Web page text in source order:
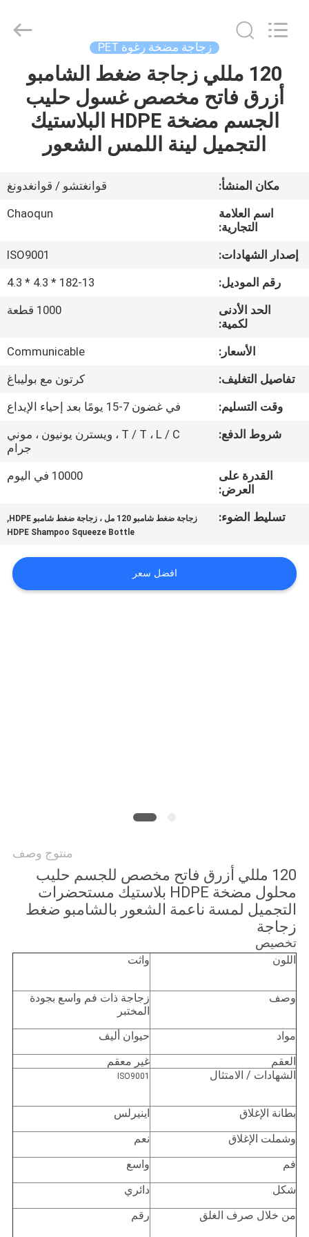
منزل،
بيت
منتجات
معلومات
جولة
المعمل
مراقبة
الجودة
اتصل
أخبار
حالات
خريطة
الموقع
Industry
Reserved.
زجاجة مضخة رغوة PET
120 مللي زجاجة ضغط الشامبو
أزرق فاتح مخصص غسول حليب
الجسم مضخة HDPE البلاستيك
التجميل لينة اللمس الشعور
مكان المنشأ:
قوانغتشو / قوانغدونغ
اسم العلامة
التجارية:
Chaoqun
إصدار الشهادات:
ISO9001
رقم الموديل:
182-13 * 4.3 * 4.3
الحد الأدنى
لكمية:
1000 قطعة
الأسعار:
Communicable
تفاصيل التغليف:
كرتون مع بوليباغ
وقت التسليم:
في غضون 7-15 يومًا بعد إحياء الإيداع
شروط الدفع:
T / T ، L / C ، ويسترن يونيون ، موني
جرام
القدرة على
العرض:
10000 في اليوم
تسليط الضوء: زجاجة ضغط شامبو 120 مل ، زجاجة ضغط شامبو HDPE ,
HDPE Shampoo Squeeze Bottle
افضل سعر
منتوج وصف
120 مللي أزرق فاتح مخصص للجسم حليب
محلول مضخة HDPE بلاستيك مستحضرات
التجميل لمسة ناعمة الشعور بالشامبو ضغط
زجاجة
تخصيص
اللون واثت
وصف
زجاجة ذات فم واسع بجودة
المختبر
مواد
حيوان أليف
العقم
غير معقم
الشهادات / الامتثال
ISO9001
بطانة الإغلاق
اينيرلس
وشملت الإغلاق
نعم
فم
واسع
شكل
دائري
من خلال صرف الغلق
رقم